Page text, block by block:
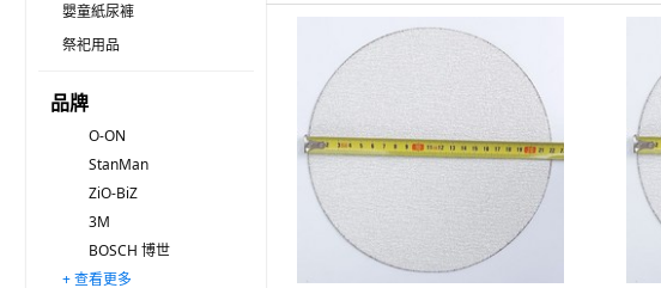
嬰童紙尿褲
祭祀用品
品牌
O-ON
StanMan
ZiO-BiZ
3M
BOSCH 博世
無品牌
JONGWON
Makita 牧田
TOOLCON
MIDOLI 鎂多力
TRENY
BRIWAX
JAPAN STAR 日本星
HANDZ
SHAPTON
DAESUNG
Zenta KOREA
Beiru
No Brand
Kellsen
+ 查看更多